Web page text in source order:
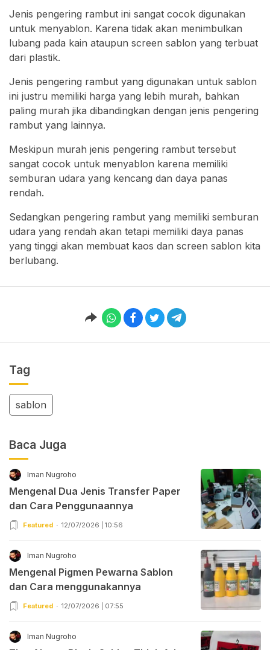
Jenis pengering rambut ini sangat cocok digunakan
untuk menyablon. Karena tidak akan menimbulkan
lubang pada kain ataupun screen sablon yang terbuat
dari plastik.
Jenis pengering rambut yang digunakan untuk sablon
ini justru memiliki harga yang lebih murah, bahkan
paling murah jika dibandingkan dengan jenis pengering
rambut yang lainnya.
Meskipun murah jenis pengering rambut tersebut
sangat cocok untuk menyablon karena memiliki
semburan udara yang kencang dan daya panas
rendah.
Sedangkan pengering rambut yang memiliki semburan
udara yang rendah akan tetapi memiliki daya panas
yang tinggi akan membuat kaos dan screen sablon kita
berlubang.
Tag
sablon
Baca Juga
Iman Nugroho
Mengenal Dua Jenis Transfer Paper
dan Cara Penggunaannya
Featured 12/07/2026 | 10:56
Iman Nugroho
Mengenal Pigmen Pewarna Sablon
dan Cara menggunakannya
Featured 12/07/2026 | 07:55
Iman Nugroho